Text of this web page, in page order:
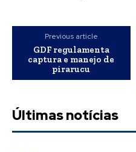
Previous article
GDF regulamenta
captura e manejo de
pirarucu
Últimas notícias